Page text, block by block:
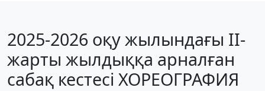
2025-2026 оқу жылындағы ІI-
жарты жылдыққа арналған
сабақ кестесі ХОРЕОГРАФИЯ